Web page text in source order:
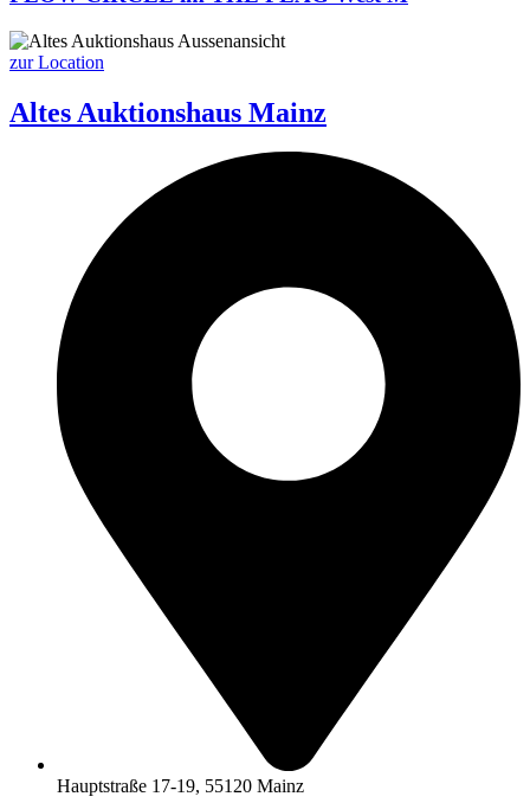
zur Location
Altes Auktionshaus Mainz
Hauptstraße 17-19, 55120 Mainz